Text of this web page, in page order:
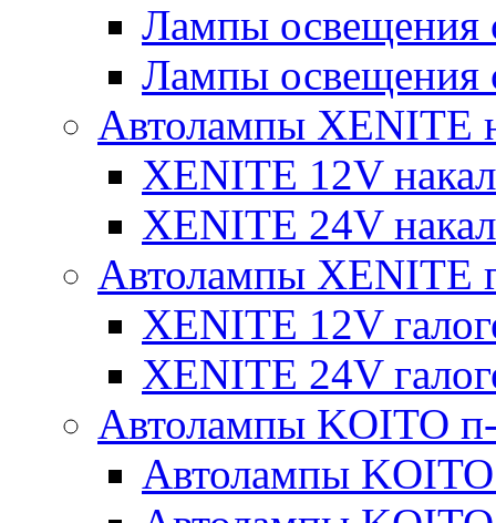
Лампы освещения
Лампы освещения
Автолампы XENITE
XENITE 12V
XENITE 24V
Автолампы XENITE
XENITE 12V
XENITE 24V
Автолампы KOITO
Автолампы